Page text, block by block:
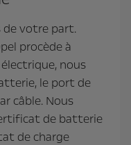
de votre part.
procède à
nous
le port de
câble. Nous
de batterie
de charge